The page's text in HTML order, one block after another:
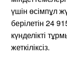
үшін өсімпұл
берілетін 24
күнделікті
жеткіліксіз.